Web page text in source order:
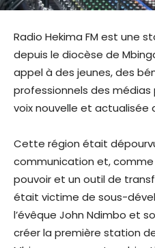
Radio Hekima FM est une
depuis le diocèse de
appel à des jeunes, des
professionnels des
voix nouvelle et actualisée
Cette région était
communication et, comme
pouvoir et un outil de
était victime de sous-
l’évêque John Ndimbo et
créer la première station